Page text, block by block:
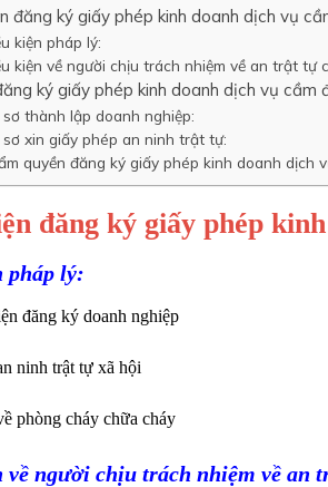
đăng ký giấy phép kinh doanh dịch vụ
kiện pháp lý:
kiện về người chịu trách nhiệm về an trật tự
ký giấy phép kinh doanh dịch vụ cầm
sơ thành lập doanh nghiệp:
sơ xin giấy phép an ninh trật tự:
quyền đăng ký giấy phép kinh doanh dịch
đăng ký giấy phép
pháp lý:
đăng ký doanh nghiệp
ninh trật tự xã hội
phòng cháy chữa cháy
người chịu trách nhiệm về an